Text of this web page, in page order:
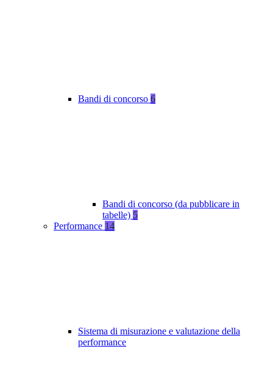
Bandi di concorso 6
Bandi di concorso (da pubblicare in
tabelle) 5
Performance 14
Sistema di misurazione e valutazione della
performance